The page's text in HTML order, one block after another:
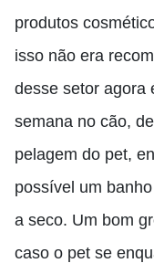
produtos
isso não era
desse setor agora
semana no cão,
pelagem do pet,
possível um
a seco. Um bom
caso o pet se